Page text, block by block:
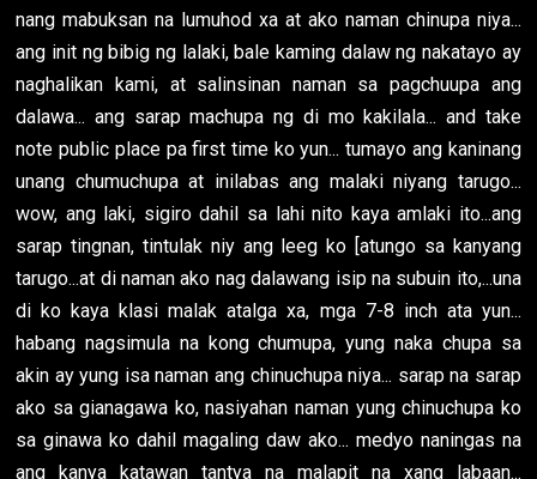
nang mabuksan na lumuhod xa at ako naman chinupa niya...
ang init ng bibig ng lalaki, bale kaming dalaw ng nakatayo ay
naghalikan kami, at salinsinan naman sa pagchuupa ang
dalawa... ang sarap machupa ng di mo kakilala... and take
note public place pa first time ko yun... tumayo ang kaninang
unang chumuchupa at inilabas ang malaki niyang tarugo...
wow, ang laki, sigiro dahil sa lahi nito kaya amlaki ito...ang
sarap tingnan, tintulak niy ang leeg ko [atungo sa kanyang
tarugo...at di naman ako nag dalawang isip na subuin ito,...una
di ko kaya klasi malak atalga xa, mga 7-8 inch ata yun...
habang nagsimula na kong chumupa, yung naka chupa sa
akin ay yung isa naman ang chinuchupa niya... sarap na sarap
ako sa gianagawa ko, nasiyahan naman yung chinuchupa ko
sa ginawa ko dahil magaling daw ako... medyo naningas na
ang kanya katawan tantya na malapit na xang labaan...